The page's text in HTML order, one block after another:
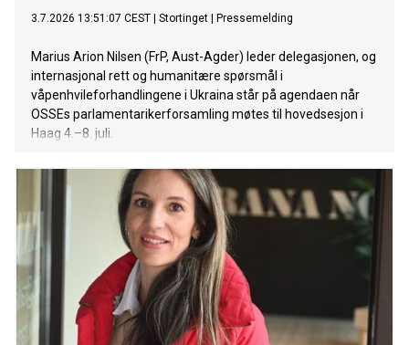
3.7.2026 13:51:07 CEST Stortinget Pressemelding
Marius Arion Nilsen (FrP, Aust-Agder) leder delegasjonen, og
internasjonal rett og humanitære spørsmål i
våpenhvileforhandlingene i Ukraina står på agendaen når
OSSEs parlamentarikerforsamling møtes til hovedsesjon i
Haag 4.–8. juli.